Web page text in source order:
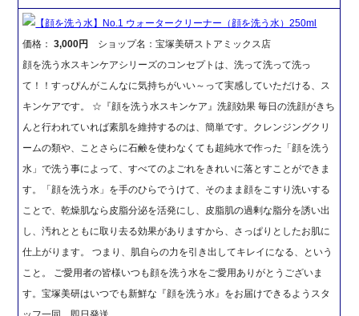
【顔を洗う水】No.1 ウォータークリーナー（顔を洗う水）250ml
価格：3,000円
ショップ名：宝塚美研ストアミックス店
顔を洗う水スキンケアシリーズのコンセプトは、洗って洗って洗っ
て！！すっぴんがこんなに気持ちがいい～って実感していただける、ス
キンケアです。 ☆『顔を洗う水スキンケア』洗顔効果 毎日の洗顔がきち
んと行われていれば素肌を維持するのは、簡単です。クレンジングクリ
ームの類や、ことさらに石鹸を使わなくても超純水で作った「顔を洗う
水」で洗う事によって、すべてのよごれをきれいに落とすことができま
す。「顔を洗う水」を手のひらでうけて、そのまま顔をこすり洗いする
ことで、乾燥肌なら皮脂分泌を活発にし、皮脂肌の過剰な脂分を誘い出
し、汚れとともに取り去る効果がありますから、さっぱりとしたお肌に
仕上がります。 つまり、肌自らの力を引き出してキレイになる、という
こと。 ご愛用者の皆様いつも顔を洗う水をご愛用ありがとうございま
す。宝塚美研はいつでも新鮮な『顔を洗う水』をお届けできるようスタ